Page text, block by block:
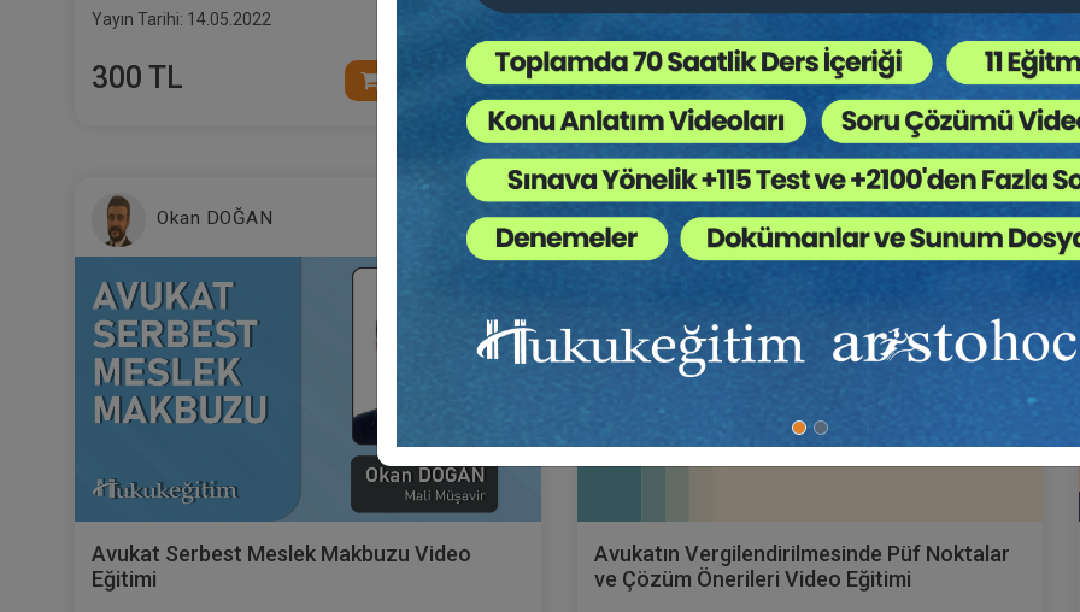
Yayın Tarihi: 14.05.2022
300 TL Sepete Ekle
Yayın Tarihi: 20.02.2022
ARMAĞANIMIZDIR
Sepete Ekle
Okan DOĞAN
Avukat Serbest Meslek Makbuzu Video
Eğitimi
Okan DOĞAN
Avukatın Vergilendirilmesinde Püf Noktalar
ve Çözüm Önerileri Video Eğitimi